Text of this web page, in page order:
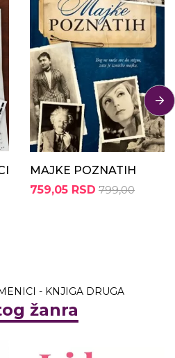
MAJKE POZNATIH
759,05 RSD 799,00
- KNJIGA DRUGA
žanra